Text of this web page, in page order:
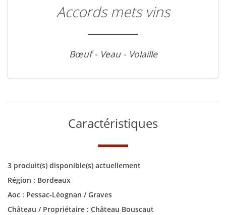
Accords mets vins
Bœuf - Veau - Volaille
Caractéristiques
3 produit(s) disponible(s) actuellement
Région : Bordeaux
Aoc : Pessac-Léognan / Graves
Château / Propriétaire : Château Bouscaut